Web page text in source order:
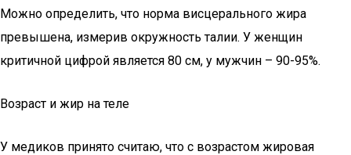
Можно определить, что норма висцерального жира
превышена, измерив окружность талии. У женщин
критичной цифрой является 80 см, у мужчин – 90-95%.
Возраст и жир на теле
У медиков принято считаю, что с возрастом жировая